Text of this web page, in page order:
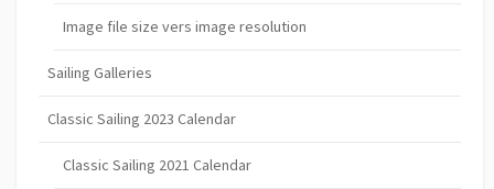
Image file size vers image resolution
Sailing Galleries
Classic Sailing 2023 Calendar
Classic Sailing 2021 Calendar